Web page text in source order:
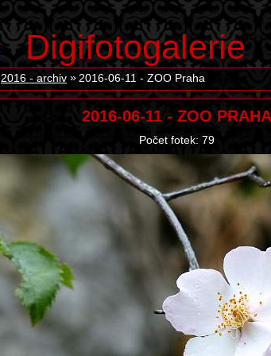
Digifotogalerie
2016 - archiv 2016-06-11 - ZOO Praha
2016-06-11 - ZOO PRAHA
Počet fotek: 79